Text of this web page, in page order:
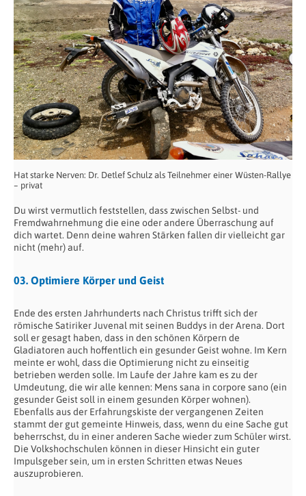
Hat starke Nerven: Dr. Detlef Schulz als Teilnehmer einer Wüsten-Rallye
– privat
Du wirst vermutlich feststellen, dass zwischen Selbst- und
Fremdwahrnehmung die eine oder andere Überraschung auf
dich wartet. Denn deine wahren Stärken fallen dir vielleicht gar
nicht (mehr) auf.
03. Optimiere Körper und Geist
Ende des ersten Jahrhunderts nach Christus trifft sich der
römische Satiriker Juvenal mit seinen Buddys in der Arena. Dort
soll er gesagt haben, dass in den schönen Körpern de
Gladiatoren auch hoffentlich ein gesunder Geist wohne. Im Kern
meinte er wohl, dass die Optimierung nicht zu einseitig
betrieben werden solle. Im Laufe der Jahre kam es zu der
Umdeutung, die wir alle kennen: Mens sana in corpore sano (ein
gesunder Geist soll in einem gesunden Körper wohnen).
Ebenfalls aus der Erfahrungskiste der vergangenen Zeiten
stammt der gut gemeinte Hinweis, dass, wenn du eine Sache gut
beherrschst, du in einer anderen Sache wieder zum Schüler wirst.
Die Volkshochschulen können in dieser Hinsicht ein guter
Impulsgeber sein, um in ersten Schritten etwas Neues
auszuprobieren.